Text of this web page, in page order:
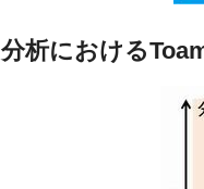
析における